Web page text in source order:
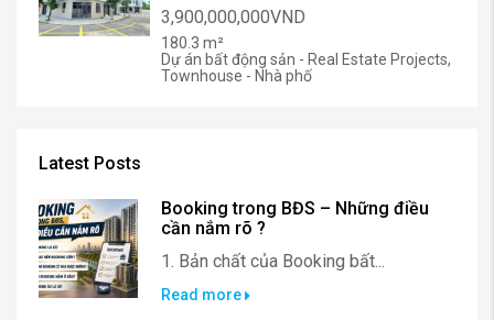
3,900,000,000VND
180.3 m²
Dự án bất động sản - Real Estate Projects,
Townhouse - Nhà phố
Latest Posts
Booking trong BĐS – Những điều
cần nắm rõ ?
1. Bản chất của Booking bất...
Read more